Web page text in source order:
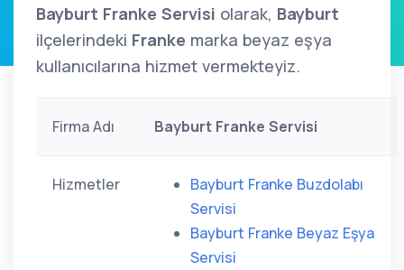
Bayburt Franke Servisi olarak, Bayburt
ilçelerindeki Franke marka beyaz eşya
kullanıcılarına hizmet vermekteyiz.
Firma Adı Bayburt Franke Servisi
Hizmetler
Bayburt Franke Buzdolabı
Servisi
Bayburt Franke Beyaz Eşya
Servisi